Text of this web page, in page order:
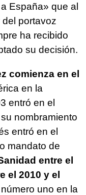
España» que al
portavoz
ha recibido
su decisión.
comienza en el
en la
entró en el
nombramiento
entró en el
mandato de
entre el
el 2010 y el
uno en la